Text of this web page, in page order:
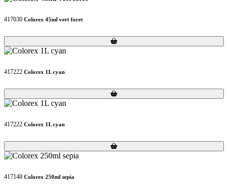
417030 Colorex 45ml vert foret
Loading...
Loading...
417222 Colorex 1L cyan
Loading...
Loading...
417222 Colorex 1L cyan
Loading...
Loading...
417148 Colorex 250ml sepia